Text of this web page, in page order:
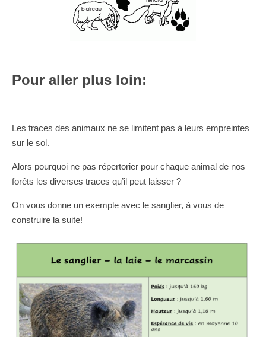
Pour aller plus loin:
Les traces des animaux ne se limitent pas à leurs empreintes
sur le sol.
Alors pourquoi ne pas répertorier pour chaque animal de nos
forêts les diverses traces qu’il peut laisser ?
On vous donne un exemple avec le sanglier, à vous de
construire la suite!